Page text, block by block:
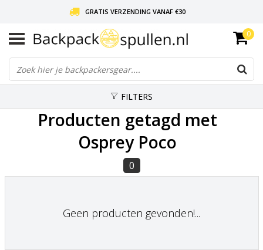
GRATIS VERZENDING VANAF €30
LIEFDE VOOR BACKPACKEN!
30 DAGEN GRATIS RETOUR
0
FILTERS
Producten getagd met
Osprey Poco
0
Geen producten gevonden!...